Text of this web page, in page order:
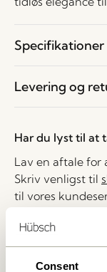
Consent
Specifikationer
Levering og
Har du lyst til at
Lav en aftale for
Skriv venligst til
til vores